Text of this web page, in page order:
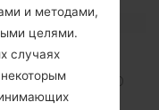
SIM
900/1800/1900
и методами,
целями.
случаях